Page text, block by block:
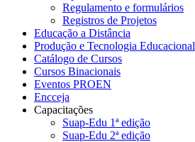
Regulamento e formulários
Registros de Projetos
Educação a Distância
Produção e Tecnologia Educacional
Catálogo de Cursos
Cursos Binacionais
Eventos PROEN
Encceja
Capacitações
Suap-Edu 1ª edição
Suap-Edu 2ª edição